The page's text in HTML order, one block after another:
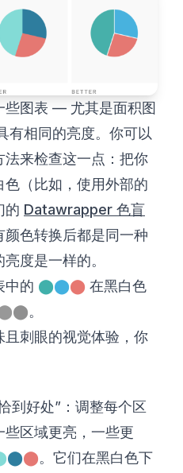
些图表 — 尤其是面积图
相同的亮度。你可以
法来检查这一点：把你
色（比如，使用外部的
的 Datawrapper 色盲
颜色转换后都是同一种
度是一样的。
中的 ⬤⬤⬤ 在黑白色
⬤。
且刺眼的视觉体验，你
到好处”：调整每个区
区域更亮，一些更
⬤⬤。它们在黑白色下